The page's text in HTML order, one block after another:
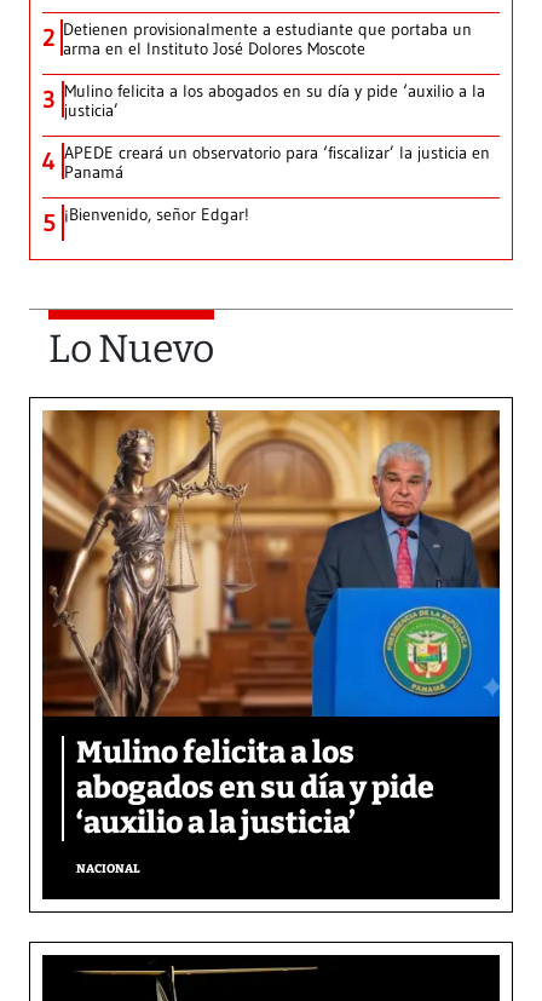
2 Detienen provisionalmente a estudiante que portaba un
arma en el Instituto José Dolores Moscote
3 Mulino felicita a los abogados en su día y pide ‘auxilio a la
justicia’
4 APEDE creará un observatorio para ‘fiscalizar’ la justicia en
Panamá
5 ¡Bienvenido, señor Edgar!
Lo Nuevo
Mulino felicita a los
abogados en su día y pide
‘auxilio a la justicia’
NACIONAL